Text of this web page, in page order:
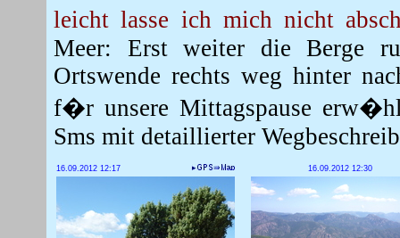
leicht lasse ich mich nicht
Meer: Erst weiter die Berge
Ortswende rechts weg hinter
f�r unsere Mittagspause
Sms mit detaillierter
16.09.2012 12:17 16.09.2012 12:30